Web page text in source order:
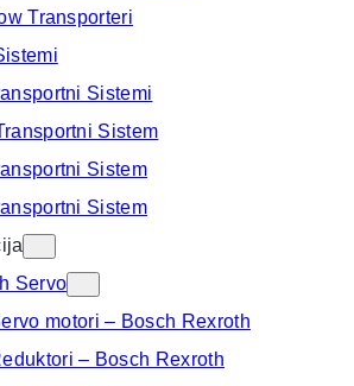
Transporteri
Sistemi
Sistem
Sistem
Sistem
Servo
motori – Bosch Rexroth
– Bosch Rexroth